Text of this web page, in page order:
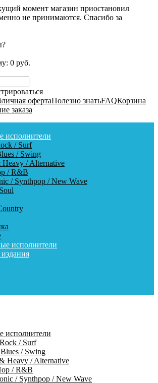
момент магазин приостановил
не принимаются. Спасибо за
0 руб.
офертаПолезно знатьFAQКорзина
заказа
исполнители
/ Surf
/ Swing
/ Alternative
/ R&B
/ Synthpop / New Wave
исполнители
исполнители
/ Surf
/ Swing
Heavy / Alternative
/ R&B
/ Synthpop / New Wave